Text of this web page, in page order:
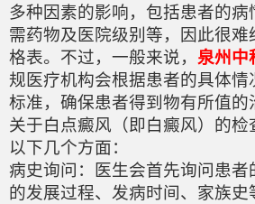
多种因素的影响，包括患者的病
需药物及医院级别等，因此很难
格表。不过，一般来说， 泉州中
规医疗机构会根据患者的具体情
标准，确保患者得到物有所值的
关于白点癜风（即白癜风）的检
以下几个方面：
病史询问：医生会首先询问患者
的发展过程、发病时间、家族史